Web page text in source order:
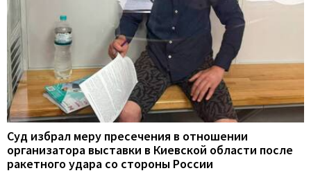
Суд избрал меру пресечения в отношении
организатора выставки в Киевской области после
ракетного удара со стороны России